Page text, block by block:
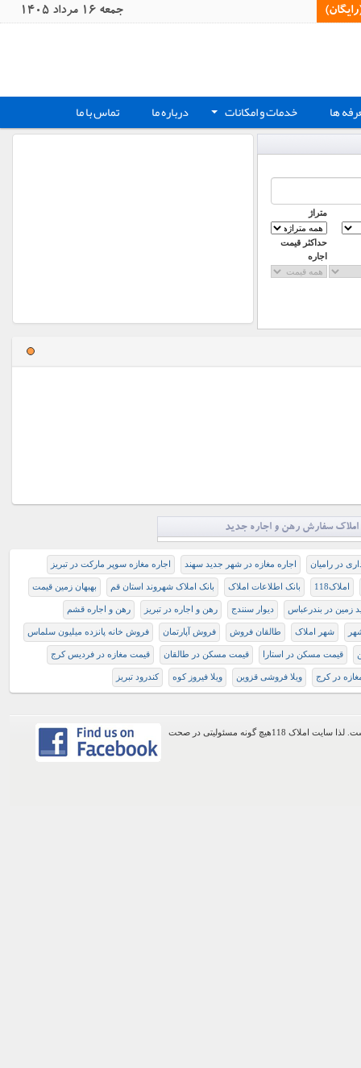
جمعه 16 مرداد 1405
ها + خدمات و امکانات درباره ما تماس با ما
متراژ
حداکثر قیمت
اجاره
املاک سفارش رهن و اجاره جدید
در رامیان اجاره مغازه در شهر جدید سهند اجاره مغازه سوپر مارکت در تبریز
املاک118 بانک اطلاعات املاک بانک املاک شهروند استان قم بهبهان زمین قیمت
زمین در بندرعباس دیوار سنندج رهن و اجاره در تبريز رهن و اجاره قشم
شهر املاک ﻃﺎﻟﻘﺎﻥ ﻓﺮﻭﺵ فروش آپارتمان فروش خانه پانزده میلیون سلماس
قیمت مسکن در استارا قیمت مسکن در طالقان قیمت مغازه در فردیس کرج
در کرج ویلا فروشی قزوین ویلا فیروز کوه کندرود تبریز
اطلاعات موجود در این وب سایت از طریق کاربران عمومی سایت ثبت شده است. لذا سایت املاک 118هیچ گونه مسئولیتی در صحت